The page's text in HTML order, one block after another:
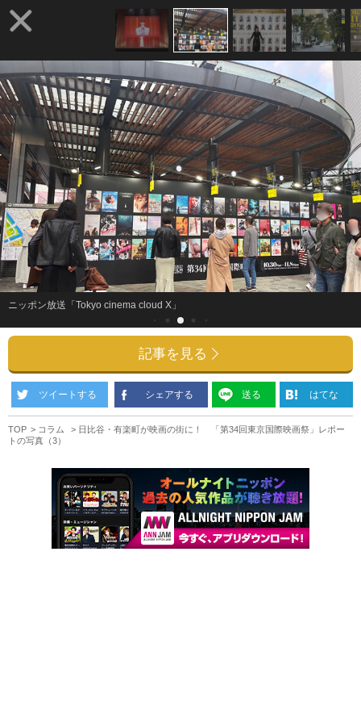
ニッポン放送「Tokyo cinema cloud X」
記事を見る
ツイートする シェアする 送る はてな
TOP コラム
日比谷・有楽町が映画の街に！ 「第34回東京国際映画祭」レポー
トの写真（3）